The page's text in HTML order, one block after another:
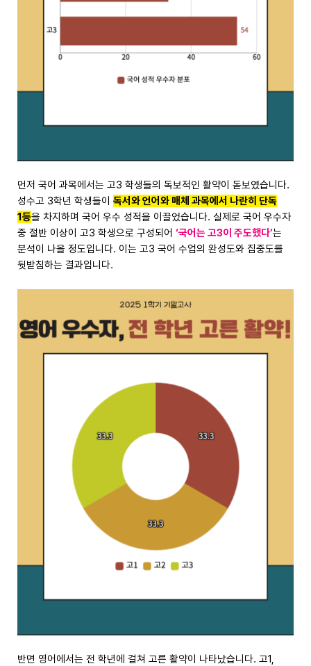
먼저 국어 과목에서는 고3 학생들의 독보적인 활약이 돋보였습니다.
성수고 3학년 학생들이 독서와 언어와 매체 과목에서 나란히 단독
1등을 차지하며 국어 우수 성적을 이끌었습니다. 실제로 국어 우수자
중 절반 이상이 고3 학생으로 구성되어 ‘국어는 고3이 주도했다’는
분석이 나올 정도입니다. 이는 고3 국어 수업의 완성도와 집중도를
뒷받침하는 결과입니다.
반면 영어에서는 전 학년에 걸쳐 고른 활약이 나타났습니다. 고1,